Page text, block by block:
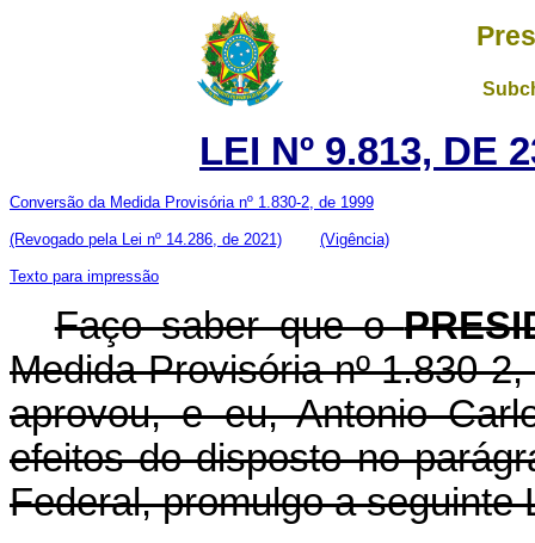
LEI Nº 9.813, DE
Conversão da Medida Provisória nº 1.830-2, de 1999
(Revogado pela Lei nº 14.286, de 2021) (Vigência)
Texto para impressão
Faço saber que o
Medida Provisória nº 1.830-
aprovou, e eu, Antonio
efeitos do disposto no
Federal, promulgo a seguinte